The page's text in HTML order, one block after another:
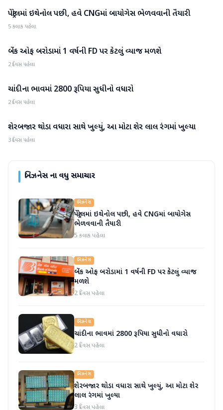
બિઝનેસ
પેટ્રોલમાં ઇથેનોલ પછી, હવે CNGમાં બાયોગેસ ભેળવવાની તૈયારી
5 કલાક પહેલા
બિઝનેસ
બેંક ઓફ બરોડામાં 1 વર્ષની FD પર કેટલું વ્યાજ મળશે
2 દિવસ પહેલા
બિઝનેસ
ચાંદીના ભાવમાં 2800 રૂપિયા સુધીનો વધારો
2 દિવસ પહેલા
બિઝનેસ
શેરબજાર થોડા વધારા સાથે ખુલ્યું, આ મોટા શેર લાલ રંગમાં ખુલ્યા
3 દિવસ પહેલા
બિઝનેસના વધુ સમાચાર
બિઝનેસ
પેટ્રોલમાં ઇથેનોલ પછી, હવે CNGમાં બાયોગેસ
ભેળવવાની તૈયારી
5 કલાક પહેલા
બિઝનેસ
બેંક ઓફ બરોડામાં 1 વર્ષની FD પર કેટલું વ્યાજ
મળશે
2 દિવસ પહેલા
બિઝનેસ
ચાંદીના ભાવમાં 2800 રૂપિયા સુધીનો વધારો
2 દિવસ પહેલા
બિઝનેસ
શેરબજાર થોડા વધારા સાથે ખુલ્યું, આ મોટા શેર
લાલ રંગમાં ખુલ્યા
3 દિવસ પહેલા